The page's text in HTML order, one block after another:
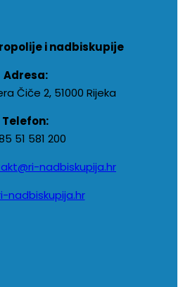
i nadbiskupije
Adresa:
Čiče 2, 51000 Rijeka
Telefon:
51 581 200
nadbiskupija.hr
nadbiskupija.hr